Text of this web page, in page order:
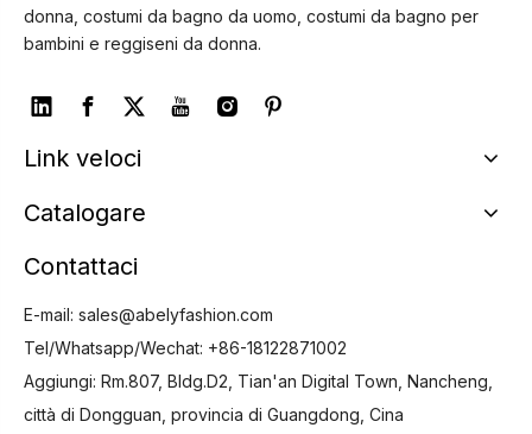
donna, costumi da bagno da uomo, costumi da bagno per
bambini e reggiseni da donna.
Link veloci
Catalogare
Contattaci
E-mail: sales@abelyfashion.com
Tel/Whatsapp/Wechat: +86-18122871002
Aggiungi: Rm.807, Bldg.D2, Tian'an Digital Town, Nancheng,
città di Dongguan, provincia di Guangdong, Cina